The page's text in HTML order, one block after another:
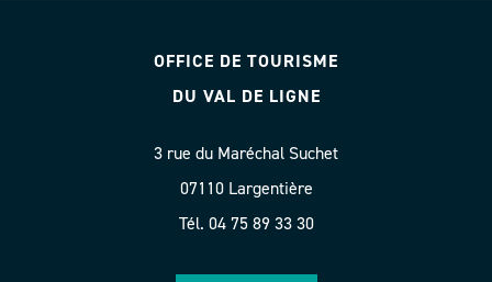
OFFICE DE TOURISME
DU VAL DE LIGNE
3 rue du Maréchal Suchet
07110 Largentière
Tél. 04 75 89 33 30